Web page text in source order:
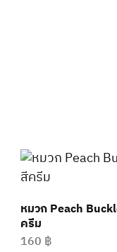
หมวก Peach
ครีม
160 ฿